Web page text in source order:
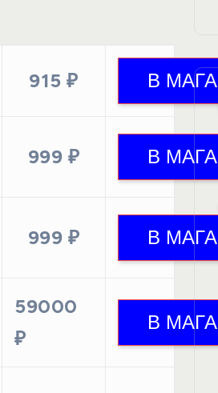
915 ₽
999 ₽
999 ₽
59000
₽